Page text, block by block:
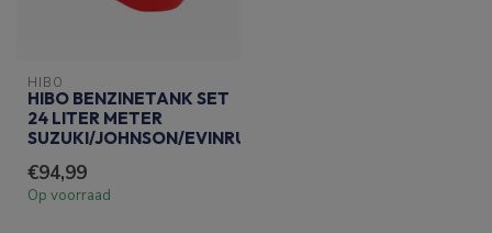
HIBO
HIBO BENZINETANK SET
24 LITER METER
SUZUKI/JOHNSON/EVINRUDE
€94,99
Op voorraad